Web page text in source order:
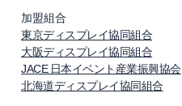
加盟組合
東京ディスプレイ協同組合
大阪ディスプレイ協同組合
JACE 日本イベント産業振興協会
北海道ディスプレイ協同組合